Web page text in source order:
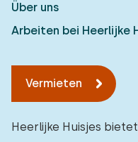
Über uns
Arbeiten bei Heerlijke
Vermieten
Heerlijke Huisjes